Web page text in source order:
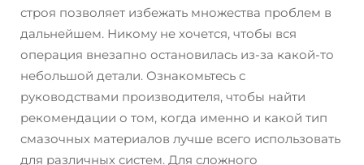
строя позволяет избежать множества проблем в
дальнейшем. Никому не хочется, чтобы вся
операция внезапно остановилась из-за какой-то
небольшой детали. Ознакомьтесь с
руководствами производителя, чтобы найти
рекомендации о том, когда именно и какой тип
смазочных материалов лучше всего использовать
для различных систем. Для сложного